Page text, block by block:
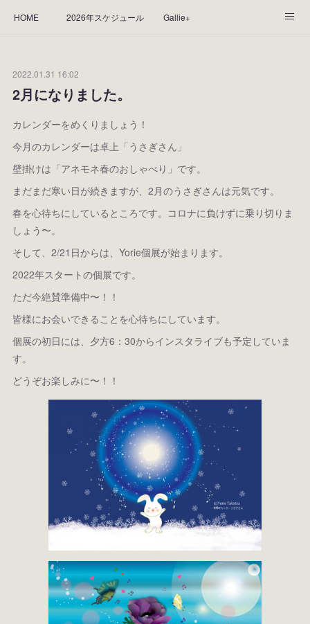
HOME 2026年スケジュール Gallie+
“Kasane Style Art”って？ Yorie's Tapestry
ショップ 作品のレンタルについて 2025年足跡
2024年 の足跡 2023*足跡 2022年の足あと
2021あしあと 2020年あしあと 2019年足あと
2018年あしあと
2022.01.31 16:02
2月になりました。
カレンダーをめくりましょう！
今月のカレンダーは卓上「うさぎさん」
壁掛けは「アネモネ春のおしゃべり」です。
まだまだ寒い日が続きますが、2月のうさぎさんは元気です。
春を心待ちにしているところです。コロナに負けずに乗り切りま
しょう〜。
そして、2/21日からは、Yorie個展が始まります。
2022年スタートの個展です。
ただ今絶賛準備中〜！！
皆様にお会いできることを心待ちにしています。
個展の初日には、夕方6：30からインスタライブも予定していま
す。
どうぞお楽しみに〜！！